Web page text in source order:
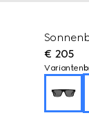
€ 205
Varianten